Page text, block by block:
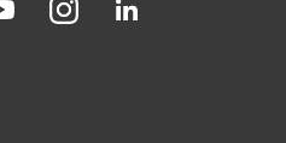
YoutubeInstagram